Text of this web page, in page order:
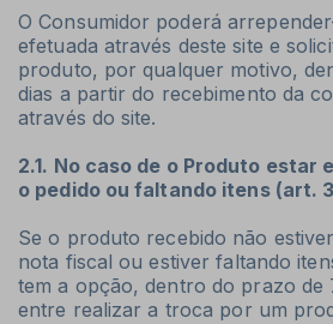
O Consumidor poderá
efetuada através deste site e
produto, por qualquer motivo,
dias a partir do recebimento da
através do site.
2.1. No caso de o Produto estar
o pedido ou faltando itens (art.
Se o produto recebido não
nota fiscal ou estiver faltando
tem a opção, dentro do prazo de
entre realizar a troca por um